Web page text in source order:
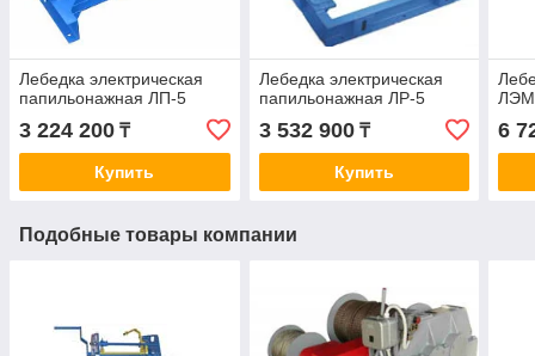
Лебедка электрическая
папильонажная ЛП-5
3 224 200 ₸
Купить
Лебедка электрическая
папильонажная ЛР-5
3 532 900₸
Купить
6
Подобные товары компании